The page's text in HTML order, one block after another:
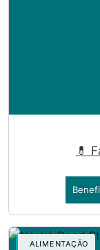
💊
ALIMENTAÇÃO